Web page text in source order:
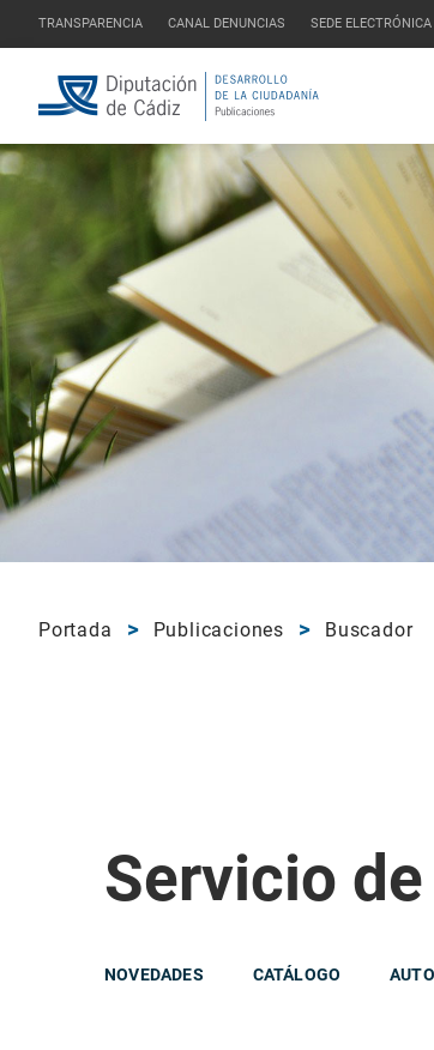
TRANSPARENCIA CANAL DENUNCIAS SEDE ELECTRÓNICA
Portada Publicaciones Buscador
Servicio
NOVEDADES CATÁLOGO